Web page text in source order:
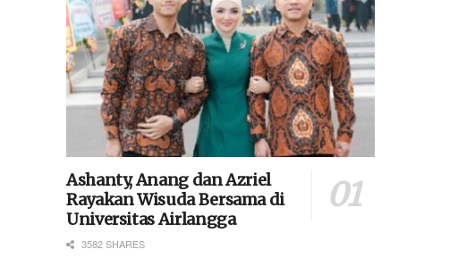
Ashanty, Anang dan Azriel
Rayakan Wisuda Bersama di
Universitas Airlangga
3582 SHARES